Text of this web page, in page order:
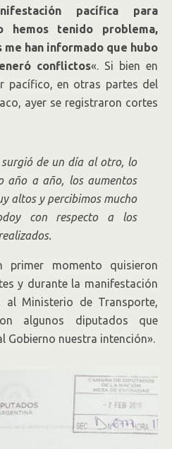
pacífica para
hemos tenido problema,
me han informado que hubo
conflictos«. Si bien en
pacífico, en otras partes del
ayer se registraron cortes
surgió de un día al otro, lo
año a año, los aumentos
altos y percibimos mucho
con respecto a los
primer momento quisieron
y durante la manifestación
Ministerio de Transporte,
algunos diputados que
Gobierno nuestra intención».